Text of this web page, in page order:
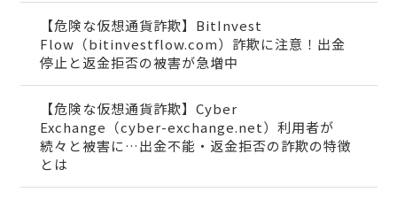
【危険な仮想通貨詐欺】BitInvest
Flow（bitinvestflow.com）詐欺に注意！出金
停止と返金拒否の被害が急増中
【危険な仮想通貨詐欺】Cyber
Exchange（cyber-exchange.net）利用者が
続々と被害に…出金不能・返金拒否の詐欺の特徴
とは